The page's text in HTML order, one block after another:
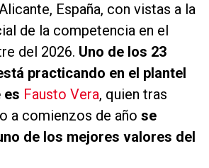
España, con vistas a la
de la competencia en el
del 2026. Uno de los 23
practicando en el plantel
es Fausto Vera, quien tras
a comienzos de año se
de los mejores valores del